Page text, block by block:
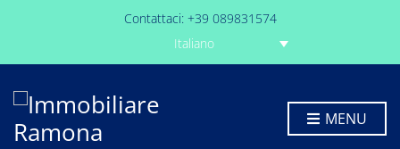
Contattaci: +39 089831574
Italiano
MENU